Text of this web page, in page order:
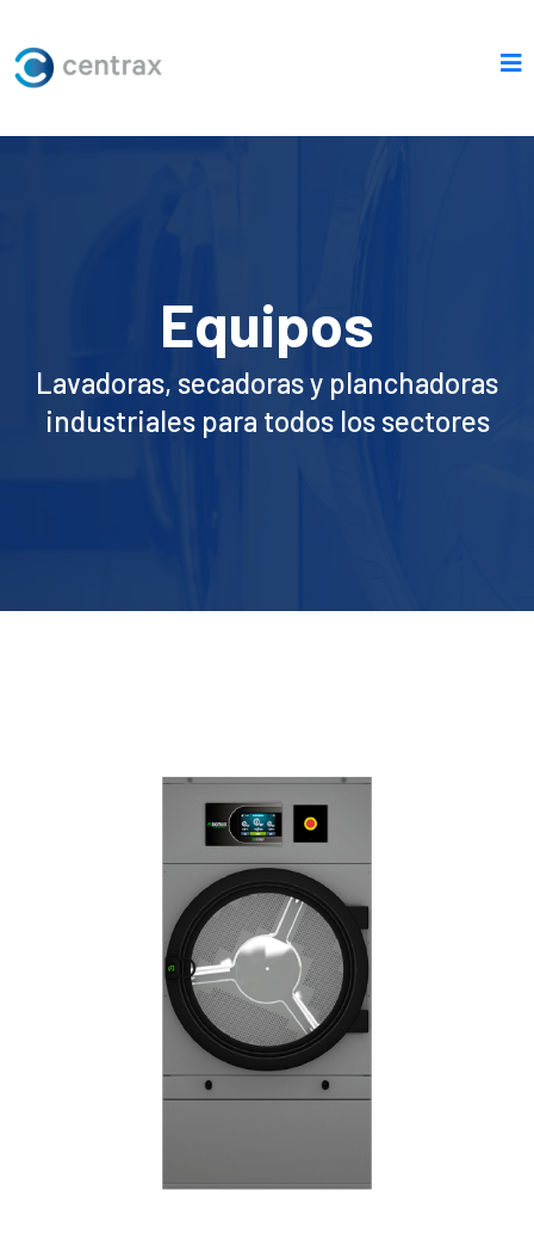
Equipos
Lavadoras, secadoras y planchadoras
industriales para todos los sectores